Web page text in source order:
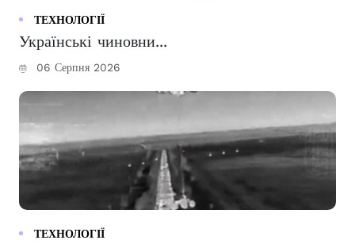
ТЕХНОЛОГІЇ
Українські чиновни...
06 Серпня 2026
ТЕХНОЛОГІЇ